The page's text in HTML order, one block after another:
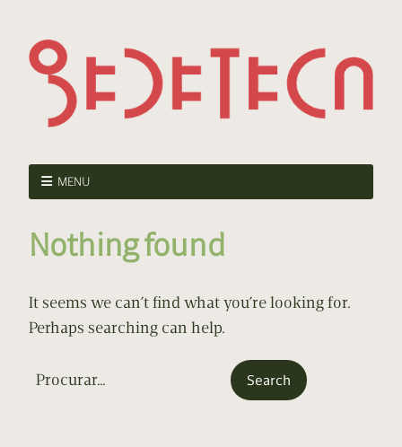
MENU
Nothing found
It seems we can’t find what you’re looking for.
Perhaps searching can help.